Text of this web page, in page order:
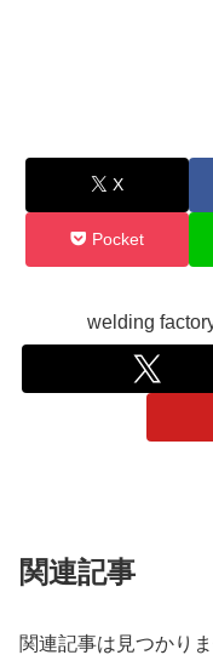
X
Pocket
welding
関連記事
関連記事は見つかりま